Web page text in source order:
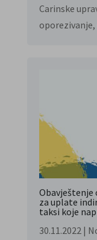
Carinske
oporezivanje,
Obavještenje
za uplate
taksi koje
30.11.2022|